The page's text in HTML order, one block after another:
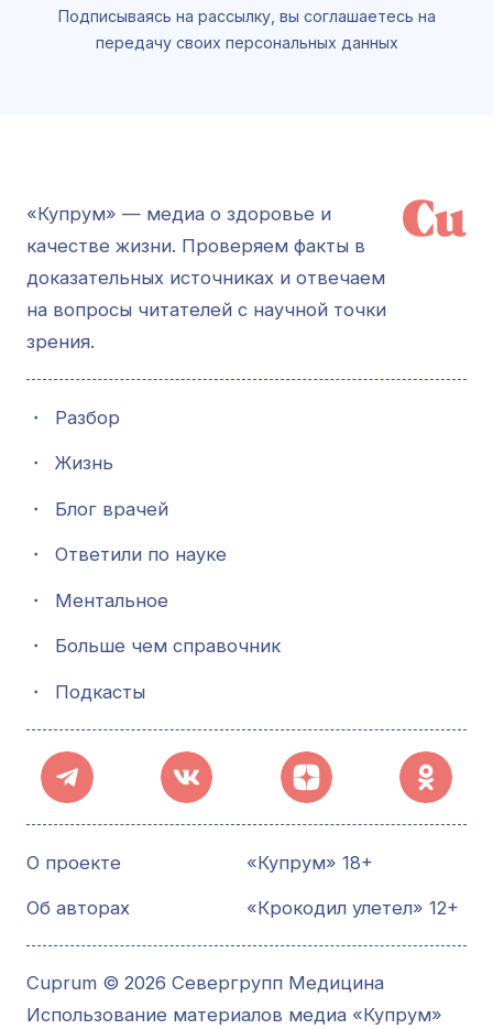
Подписываясь на рассылку, вы соглашаетесь на
передачу своих персональных данных
«Купрум» — медиа о здоровье и
качестве жизни. Проверяем факты в
доказательных источниках и отвечаем
на вопросы читателей с научной точки
зрения.
・ Разбор
・ Жизнь
・ Блог врачей
・ Ответили по науке
・ Ментальное
・ Больше чем справочник
・ Подкасты
О проекте
Об авторах
«Купрум» 18+
«Крокодил улетел» 12+
Cuprum © 2026 Севергрупп Медицина
Использование материалов медиа «Купрум»